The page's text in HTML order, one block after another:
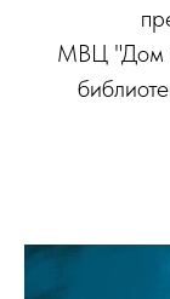
МВЦ "Дом